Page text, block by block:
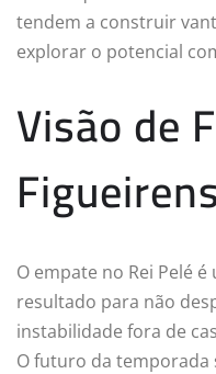
tendem a construir
explorar o potencial
Visão de
O empate no Rei Pelé
resultado para não
instabilidade fora de
O futuro da temporada